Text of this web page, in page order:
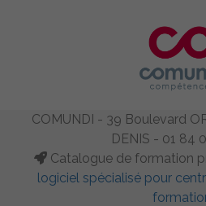
COMUNDI - 39 Boulevard
DENIS - 01 84
Catalogue de formation
logiciel spécialisé pour